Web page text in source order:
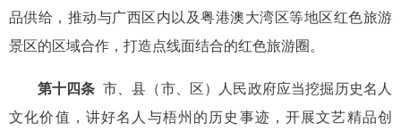
品供给，推动与广西区内以及粤港澳大湾区等地区红色旅游
景区的区域合作，打造点线面结合的红色旅游圈。
第十四条 市、县（市、区）人民政府应当挖掘历史名人
文化价值，讲好名人与梧州的历史事迹，开展文艺精品创